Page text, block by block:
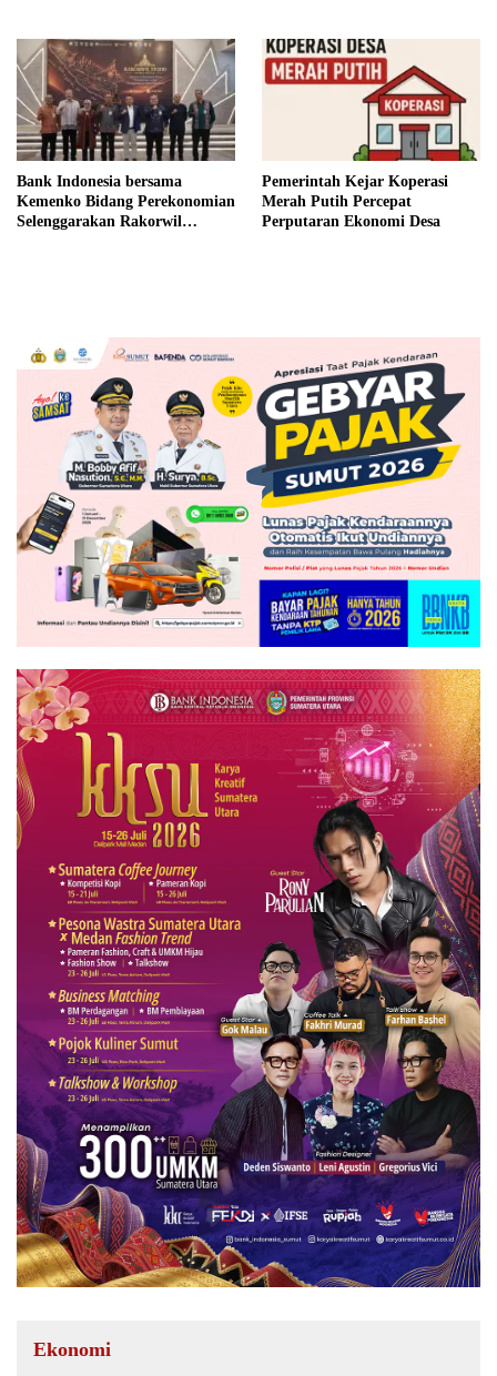
Bank Indonesia bersama
Kemenko Bidang Perekonomian
Selenggarakan Rakorwil
Pemerintah Kejar Koperasi
Merah Putih Percepat
Perputaran Ekonomi Desa
Ekonomi